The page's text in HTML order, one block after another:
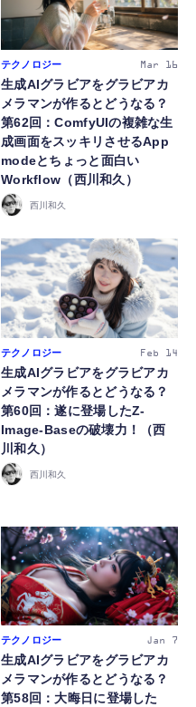
テクノロジー Mar 16
生成AIグラビアをグラビアカ
メラマンが作るとどうなる？
第62回：ComfyUIの複雑な生
成画面をスッキリさせるApp
modeとちょっと面白い
Workflow（西川和久）
西川和久
テクノロジー Feb 14
生成AIグラビアをグラビアカ
メラマンが作るとどうなる？
第60回：遂に登場したZ-
Image-Baseの破壊力！（西
川和久）
西川和久
テクノロジー Jan 7
生成AIグラビアをグラビアカ
メラマンが作るとどうなる？
第58回：大晦日に登場した